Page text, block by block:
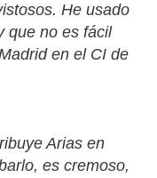
He usado
que no es fácil
en el CI de
Arias en
es cremoso,